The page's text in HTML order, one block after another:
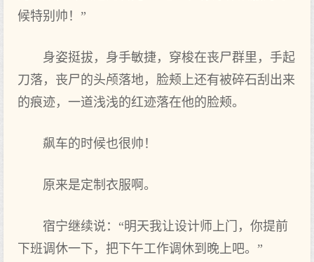
候特别帅！”
身姿挺拔，身手敏捷，穿梭在丧尸群里，手起
刀落，丧尸的‌头颅落地，脸颊上还有被碎石刮出来
的‌痕迹，一道浅浅的红迹落在他的脸颊。
飙车的‌时候也很帅！
原来是定制衣服啊。
宿宁继续说：“明天我让设计师上门，你提前
下‌班调休一下‌，把下‌午工作调休到晚上吧。”